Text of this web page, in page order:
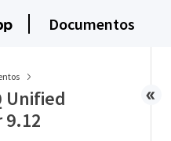
Documentos
Unified
9.12